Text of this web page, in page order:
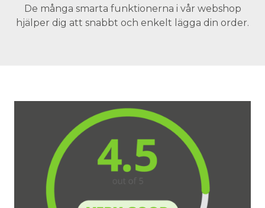
De många smarta funktionerna i vår webshop
hjälper dig att snabbt och enkelt lägga din order.